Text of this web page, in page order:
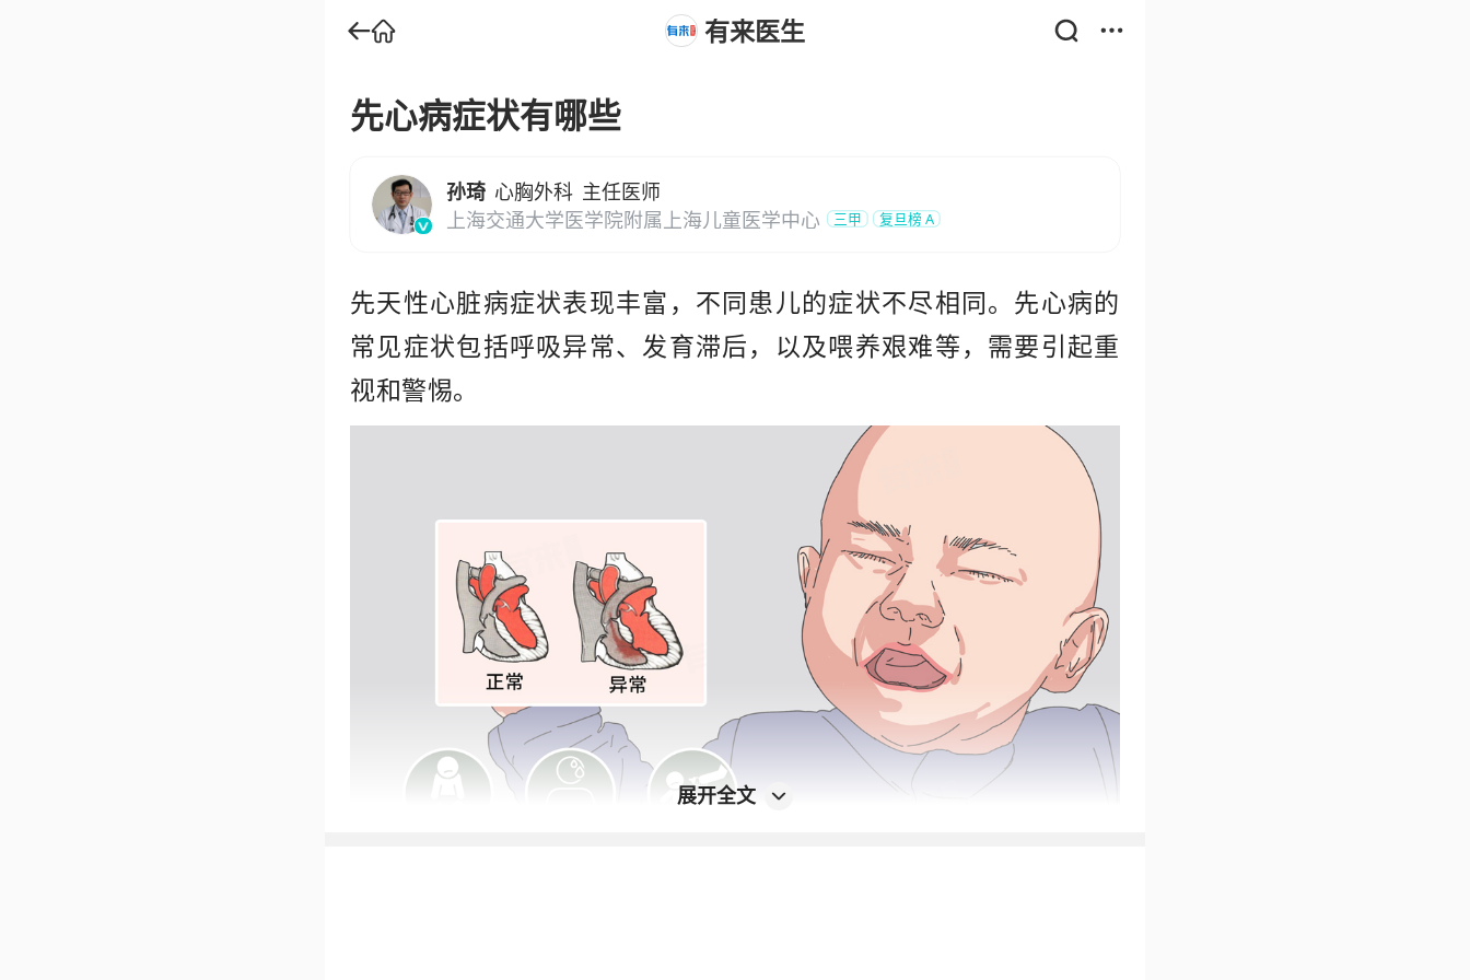
有来医生
先心病症状有哪些
孙琦 心胸外科 主任医师
上海交通大学医学院附属上海儿童医学中心
三甲 复旦榜A
先天性心脏病症状表现丰富，不同患儿的症状不尽相同。先心病的
常见症状包括呼吸异常、发育滞后，以及喂养艰难等，需要引起重
视和警惕。
展开全文